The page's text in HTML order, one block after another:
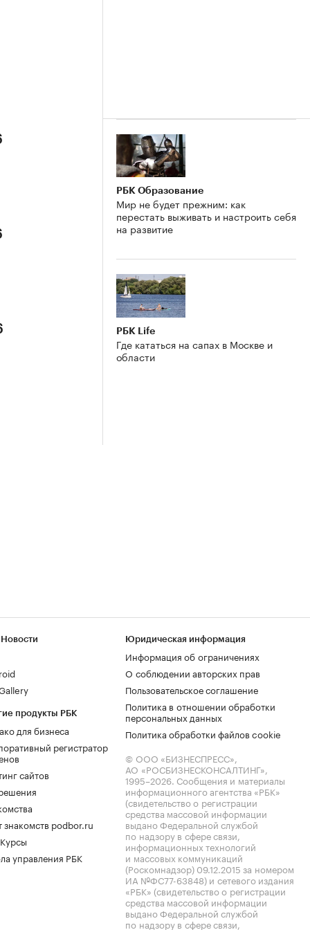
РБК Образование
Мир не будет прежним: как
перестать выживать и настроить себя
на развитие
РБК Life
Где кататься на сапах в Москве и
области
продукты РБК
для бизнеса
регистратор
сайтов
знакомств podbor.ru
управления РБК
Юридическая информация
Информация об ограничениях
О соблюдении авторских прав
Пользовательское соглашение
Политика в отношении обработки
персональных данных
Политика обработки файлов cookie
© ООО «БИЗНЕСПРЕСС»,
АО «РОСБИЗНЕСКОНСАЛТИНГ»,
1995–2026. Сообщения и материалы
информационного агентства «РБК»
(свидетельство о регистрации
средства массовой информации
выдано Федеральной службой
по надзору в сфере связи,
информационных технологий
и массовых коммуникаций
(Роскомнадзор) 09.12.2015 за номером
ИА №ФС77-63848) и сетевого издания
«РБК» (свидетельство о регистрации
средства массовой информации
выдано Федеральной службой
по надзору в сфере связи,